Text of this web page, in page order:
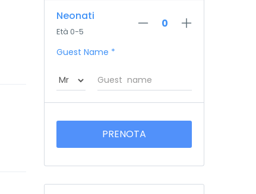
Neonati
Età 0-5
Guest Name *
PRENOTA